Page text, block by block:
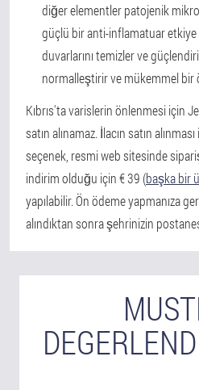
diğer elementler patojenik
güçlü bir anti-inflamatuar etkiye
duvarlarını temizler ve
normalleştirir ve mükemmel bir
Kıbrıs'ta varislerin önlenmesi için
satın alınamaz. İlacın satın
seçenek, resmi web sitesinde
indirim olduğu için € 39 (başka bir
yapılabilir. Ön ödeme yapmanıza
alındıktan sonra şehrinizin